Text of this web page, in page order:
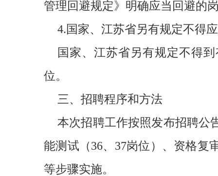
管理回避规定》明确应当回避的
4.国家、江苏省另有规定不得
国家、江苏省另有规定不得
位。
三、招聘程序和方法
本次招聘工作按照发布招聘公
能测试（36、37岗位）、资格复
等步骤实施。